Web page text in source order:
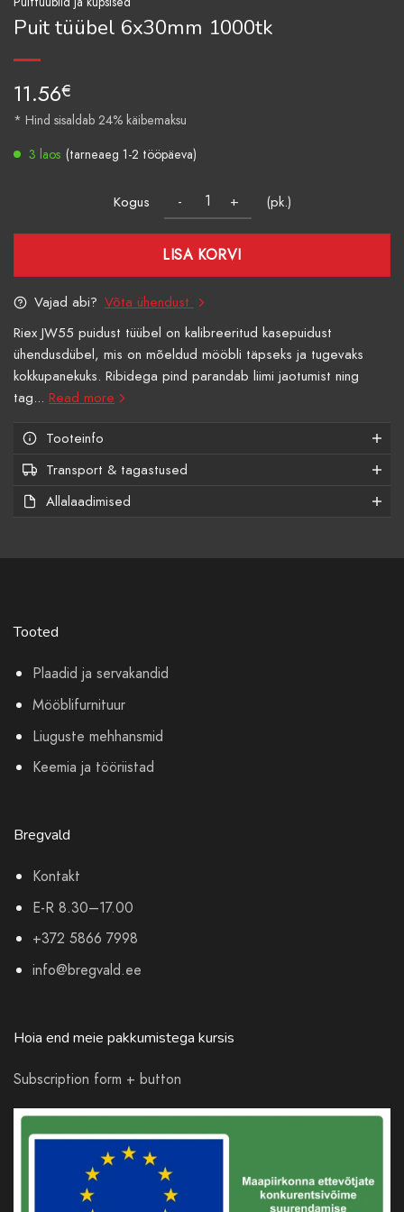
Puit tüübel 6x30mm 1000tk
11.56€
* Hind sisaldab 24% käibemaksu
3 laos (tarneaeg 1-2 tööpäeva)
Kogus (pk.)
LISA KORVI
Vajad abi? Võta ühendust
Riex JW55 puidust tüübel on kalibreeritud kasepuidust
ühendusdübel, mis on mõeldud mööbli täpseks ja tugevaks
kokkupanekuks. Ribidega pind parandab liimi jaotumist ning
tag... Read more
Tooteinfo
Transport & tagastused
Allalaadimised
Tooted
Plaadid ja servakandid
Mööblifurnituur
Liuguste mehhansmid
Keemia ja tööriistad
Bregvald
Kontakt
E-R 8.30–17.00
+372 5866 7998
info@bregvald.ee
Hoia end meie pakkumistega kursis
Subscription form + button